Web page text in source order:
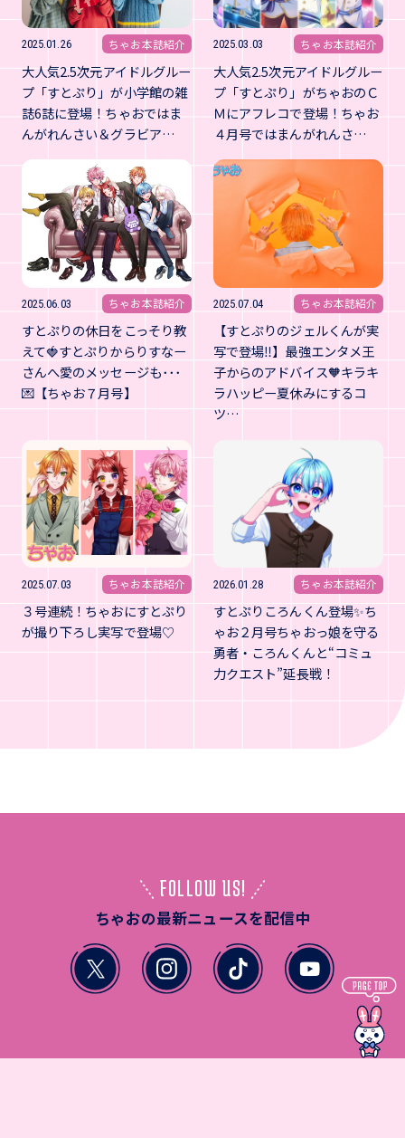
2025.01.26 ちゃお本誌紹介
大人気2.5次元アイドルグルー
プ「すとぷり」が小学館の雑
誌6誌に登場！ちゃおではま
んがれんさい＆グラビア…
2025.03.03 ちゃお本誌紹介
大人気2.5次元アイドルグルー
プ「すとぷり」がちゃおのＣ
Ｍにアフレコで登場！ちゃお
４月号ではまんがれんさ…
2025.06.03 ちゃお本誌紹介
すとぷりの休日をこっそり教
えて🍓すとぷりからりすなー
さんへ愛のメッセージも･･･
💌【ちゃお７月号】
2025.07.04 ちゃお本誌紹介
【すとぷりのジェルくんが実
写で登場‼】最強エンタメ王
子からのアドバイス🧡キラキ
ラハッピー夏休みにするコ
ツ…
2025.07.03 ちゃお本誌紹介
３号連続！ちゃおにすとぷり
が撮り下ろし実写で登場♡
2026.01.28 ちゃお本誌紹介
すとぷりころんくん登場✨ち
ゃお２月号ちゃおっ娘を守る
勇者・ころんくんと“コミュ
力クエスト”延長戦！
FOLLOW US!
ちゃおの最新ニュースを配信中